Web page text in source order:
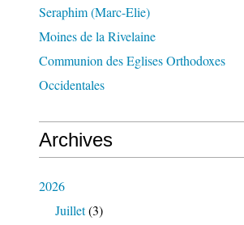
Seraphim (Marc-Elie)
Moines de la Rivelaine
Communion des Eglises Orthodoxes
Occidentales
Archives
2026
Juillet(3)